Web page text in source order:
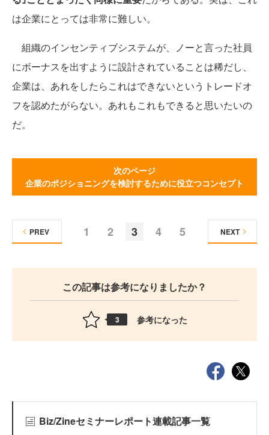
は企業にとっては非常に難しい。
組織のインセンティブシステムが、ノーと言った社員
にボーナスを出すように設計されていることは稀だし、
企業は、あれをしたらこれはできないというトレードオ
フを認めたがらない。あれもこれもできると思いたいの
だ。
次のページ
企業のポジショニングを検討するために役立つコンセプト
1 2 3 4 5
PREV NEXT
この記事は参考になりましたか？
3 参考になった
Biz/Zineセミナーレポート連載記事一覧